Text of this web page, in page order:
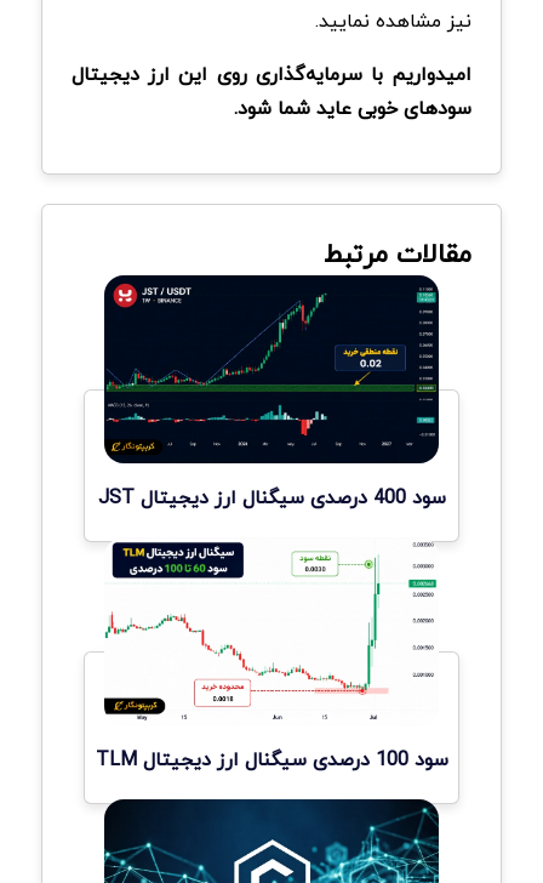
نیز مشاهده نمایید.
امیدواریم با سرمایه‌گذاری روی این ارز دیجیتال
سودهای خوبی عاید شما شود.
مقالات مرتبط
سود 400 درصدی سیگنال ارز دیجیتال JST
سود 100 درصدی سیگنال ارز دیجیتال TLM